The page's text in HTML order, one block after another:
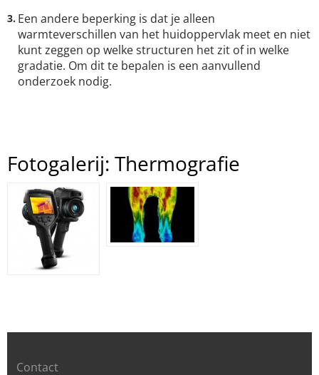
Een andere beperking is dat je alleen
warmteverschillen van het huidoppervlak meet en niet
kunt zeggen op welke structuren het zit of in welke
gradatie. Om dit te bepalen is een aanvullend
onderzoek nodig.
Fotogalerij: Thermografie
Contact